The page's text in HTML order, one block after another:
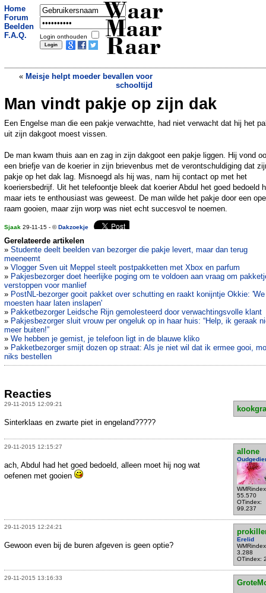
Home
Forum
Beelden
F.A.Q.
Login onthouden
Waar
Maar
Raar
« Meisje helpt moeder bevallen voor
schooltijd
Wint deze 65-jarige het WK paaldansen?
»
Man vindt pakje op zijn dak
Een Engelse man die een pakje verwachtte, had niet verwacht dat hij het
uit zijn dakgoot moest vissen.
De man kwam thuis aan en zag in zijn dakgoot een pakje liggen. Hij vond
een briefje van de koerier in zijn brievenbus met de verontschuldiging dat
pakje op het dak lag. Misnoegd als hij was, nam hij contact op met het
koeriersbedrijf. Uit het telefoontje bleek dat koerier Abdul het goed bedoeld
maar iets te enthousiast was geweest. De man wilde het pakje door een
raam gooien, maar zijn worp was niet echt succesvol te noemen.
Sjaak 29-11-15 - ©Dakzoekje
Gerelateerde artikelen
» Studente deelt beelden van bezorger die pakje levert, maar dan terug
meeneemt
» Vlogger Sven uit Meppel steelt postpakketten met Xbox en parfum
» Pakjesbezorger doet heerlijke poging om te voldoen aan vraag om
verstoppen voor manlief
» PostNL-bezorger gooit pakket over schutting en raakt konijntje Okkie: 'We
moesten haar laten inslapen'
» Pakketbezorger Leidsche Rijn gemolesteerd door verwachtingsvolle klant
» Pakjesbezorger sluit vrouw per ongeluk op in haar huis: “Help, ik geraak
meer buiten!”
» We hebben je gemist, je telefoon ligt in de blauwe kliko
» Pakketbezorger smijt dozen op straat: Als je niet wil dat ik ermee gooi,
niks bestellen
Reacties
29-11-2015 12:09:21
Sinterklaas en zwarte piet in engeland?????
29-11-2015 12:15:27
allone
55.570
OTindex:
99.237
ach, Abdul had het goed bedoeld, alleen moet hij nog wat
oefenen met gooien
29-11-2015 12:24:21
Erelid
3.288
OTindex:
Gewoon even bij de buren afgeven is geen optie?
29-11-2015 13:16:33